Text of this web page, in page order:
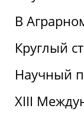
В
Круглый
Научный
XIII